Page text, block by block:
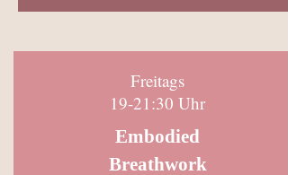
Freitags
19-21:30 Uhr
Embodied
Breathwork